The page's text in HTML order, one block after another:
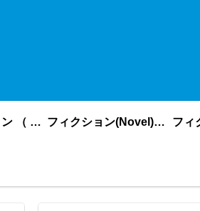
ノンフィクション （ nonfiction ） あいうえお順 フィクション(Novel)更新順